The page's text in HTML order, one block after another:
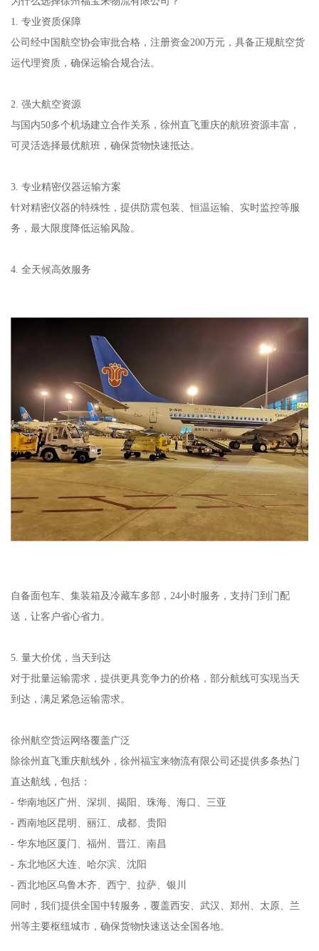
1. 专业资质保障
公司经中国航空协会审批合格，注册资金200万元，具备正规航空货
运代理资质，确保运输合规合法。
2. 强大航空资源
与国内50多个机场建立合作关系，徐州直飞重庆的航班资源丰富，
可灵活选择最优航班，确保货物快速抵达。
3. 专业精密仪器运输方案
针对精密仪器的特殊性，提供防震包装、恒温运输、实时监控等服
务，最大限度降低运输风险。
4. 全天候高效服务
自备面包车、集装箱及冷藏车多部，24小时服务，支持门到门配
送，让客户省心省力。
5. 量大价优，当天到达
对于批量运输需求，提供更具竞争力的价格，部分航线可实现当天
到达，满足紧急运输需求。
徐州航空货运网络覆盖广泛
除徐州直飞重庆航线外，徐州福宝来物流有限公司还提供多条热门
直达航线，包括：
- 华南地区广州、深圳、揭阳、珠海、海口、三亚
- 西南地区昆明、丽江、成都、贵阳
- 华东地区厦门、福州、晋江、南昌
- 东北地区大连、哈尔滨、沈阳
- 西北地区乌鲁木齐、西宁、拉萨、银川
同时，我们提供全国中转服务，覆盖西安、武汉、郑州、太原、兰
州等主要枢纽城市，确保货物快速送达全国各地。